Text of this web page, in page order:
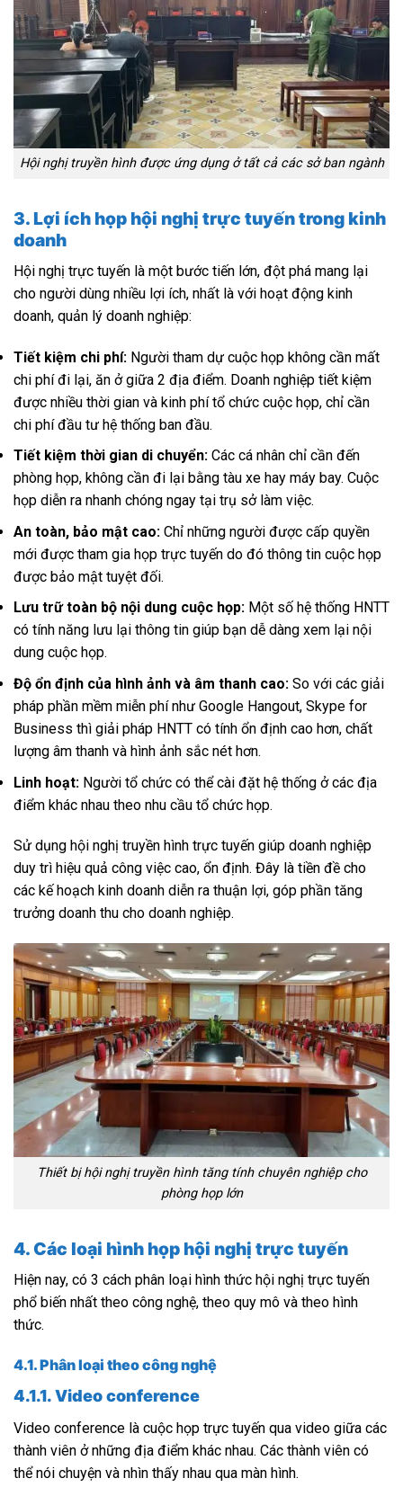
Hội nghị truyền hình được ứng dụng ở tất cả các sở ban ngành
3. Lợi ích họp hội nghị trực tuyến trong kinh
doanh
Hội nghị trực tuyến là một bước tiến lớn, đột phá mang lại
cho người dùng nhiều lợi ích, nhất là với hoạt động kinh
doanh, quản lý doanh nghiệp:
Tiết kiệm chi phí: Người tham dự cuộc họp không cần mất
chi phí đi lại, ăn ở giữa 2 địa điểm. Doanh nghiệp tiết kiệm
được nhiều thời gian và kinh phí tổ chức cuộc họp, chỉ cần
chi phí đầu tư hệ thống ban đầu.
Tiết kiệm thời gian di chuyển: Các cá nhân chỉ cần đến
phòng họp, không cần đi lại bằng tàu xe hay máy bay. Cuộc
họp diễn ra nhanh chóng ngay tại trụ sở làm việc.
An toàn, bảo mật cao: Chỉ những người được cấp quyền
mới được tham gia họp trực tuyến do đó thông tin cuộc họp
được bảo mật tuyệt đối.
Lưu trữ toàn bộ nội dung cuộc họp: Một số hệ thống HNTT
có tính năng lưu lại thông tin giúp bạn dễ dàng xem lại nội
dung cuộc họp.
Độ ổn định của hình ảnh và âm thanh cao: So với các giải
pháp phần mềm miễn phí như Google Hangout, Skype for
Business thì giải pháp HNTT có tính ổn định cao hơn, chất
lượng âm thanh và hình ảnh sắc nét hơn.
Linh hoạt: Người tổ chức có thể cài đặt hệ thống ở các địa
điểm khác nhau theo nhu cầu tổ chức họp.
Sử dụng hội nghị truyền hình trực tuyến giúp doanh nghiệp
duy trì hiệu quả công việc cao, ổn định. Đây là tiền đề cho
các kế hoạch kinh doanh diễn ra thuận lợi, góp phần tăng
trưởng doanh thu cho doanh nghiệp.
Thiết bị hội nghị truyền hình tăng tính chuyên nghiệp cho
phòng họp lớn
4. Các loại hình họp hội nghị trực tuyến
Hiện nay, có 3 cách phân loại hình thức hội nghị trực tuyến
phổ biến nhất theo công nghệ, theo quy mô và theo hình
thức.
4.1. Phân loại theo công nghệ
4.1.1. Video conference
Video conference là cuộc họp trực tuyến qua video giữa các
thành viên ở những địa điểm khác nhau. Các thành viên có
thể nói chuyện và nhìn thấy nhau qua màn hình.